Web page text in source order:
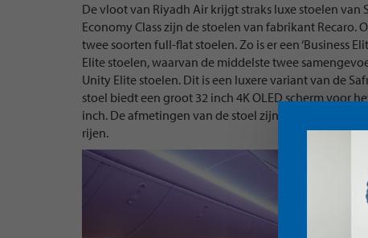
De vloot van Riyadh Air krijgt straks luxe stoelen van
Economy Class zijn de stoelen van fabrikant Recaro.
twee soorten full-flat stoelen. Zo is er een ‘Business
Elite stoelen, waarvan de middelste twee
Unity Elite stoelen. Dit is een luxere variant van de
stoel biedt een groot 32 inch 4K OLED scherm voor
inch. De afmetingen van de stoel zijn verder gelijk. In
rijen.